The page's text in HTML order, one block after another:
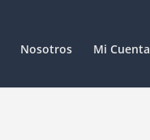
Nosotros Mi Cuenta